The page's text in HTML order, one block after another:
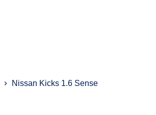
Nissan Kicks 1.6 Sense